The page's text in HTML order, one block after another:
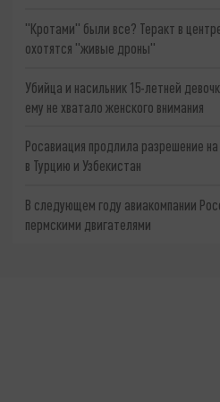
"Кротами" были все? Теракт в
охотятся "живые дроны"
Убийца и насильник 15-летней
ему не хватало женского внимания
Росавиация продлила разрешение
в Турцию и Узбекистан
В следующем году авиакомпании
пермскими двигателями